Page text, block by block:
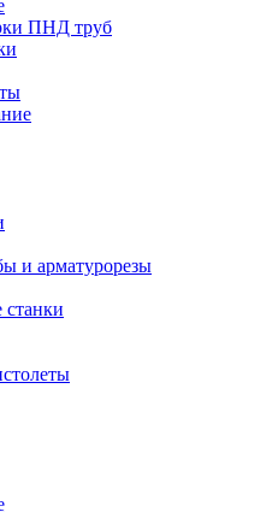
ПНД труб
и арматурорезы
станки